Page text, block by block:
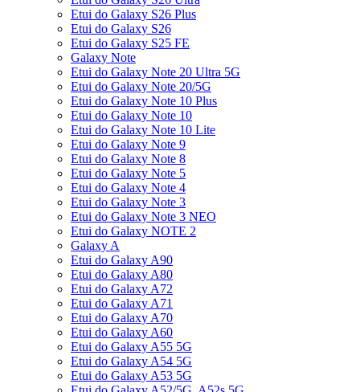
Etui do Galaxy S26 Plus
Etui do Galaxy S26
Etui do Galaxy S25 FE
Galaxy Note
Etui do Galaxy Note 20 Ultra 5G
Etui do Galaxy Note 20/5G
Etui do Galaxy Note 10 Plus
Etui do Galaxy Note 10
Etui do Galaxy Note 10 Lite
Etui do Galaxy Note 9
Etui do Galaxy Note 8
Etui do Galaxy Note 5
Etui do Galaxy Note 4
Etui do Galaxy Note 3
Etui do Galaxy Note 3 NEO
Etui do Galaxy NOTE 2
Galaxy A
Etui do Galaxy A90
Etui do Galaxy A80
Etui do Galaxy A72
Etui do Galaxy A71
Etui do Galaxy A70
Etui do Galaxy A60
Etui do Galaxy A55 5G
Etui do Galaxy A54 5G
Etui do Galaxy A53 5G